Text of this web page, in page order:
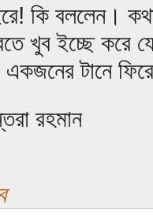
কি বললেন।
খুব ইচ্ছে করে
একজনের টানে
রহমান